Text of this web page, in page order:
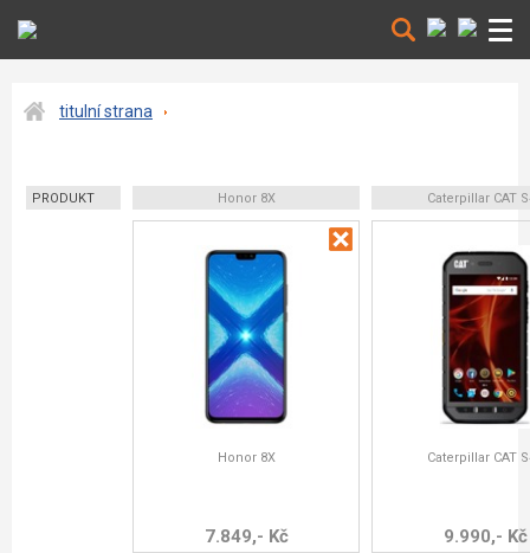
titulní strana
PRODUKT Honor 8X Caterpillar CAT
Honor 8X
7.849,- Kč
Caterpillar CAT
9.990,- Kč